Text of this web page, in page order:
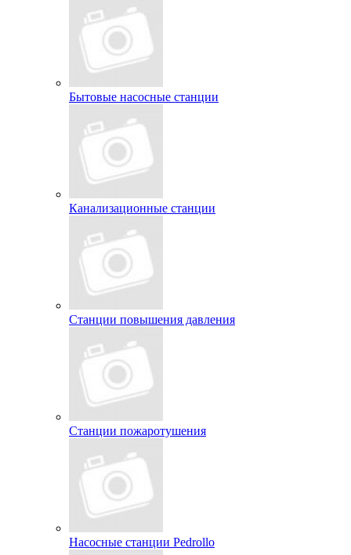
Бытовые насосные станции
Канализационные станции
Станции повышения давления
Станции пожаротушения
Насосные станции Pedrollo